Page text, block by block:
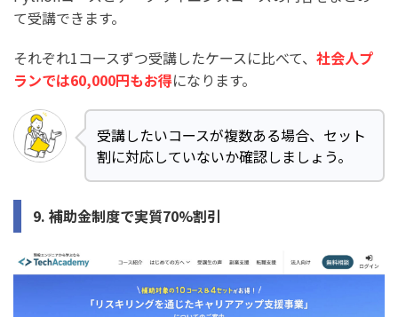
て受講できます。
それぞれ1コースずつ受講したケースに比べて、 社会人プ
ランでは60,000円もお得になります。
受講したいコースが複数ある場合、セット
割に対応していないか確認しましょう。
9. 補助金制度で実質70%割引